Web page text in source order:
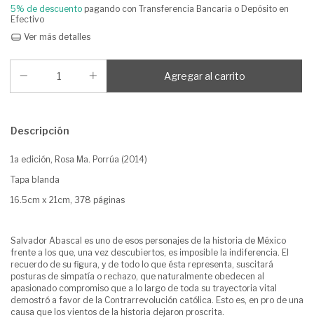
5% de descuento pagando con Transferencia Bancaria o Depósito en
Efectivo
Ver más detalles
Descripción
1a edición, Rosa Ma. Porrúa (2014)
Tapa blanda
16.5cm x 21cm, 378 páginas
Salvador Abascal es uno de esos personajes de la historia de México
frente a los que, una vez descubiertos, es imposible la indiferencia. El
recuerdo de su figura, y de todo lo que ésta representa, suscitará
posturas de simpatía o rechazo, que naturalmente obedecen al
apasionado compromiso que a lo largo de toda su trayectoria vital
demostró a favor de la Contrarrevolución católica. Esto es, en pro de una
causa que los vientos de la historia dejaron proscrita.